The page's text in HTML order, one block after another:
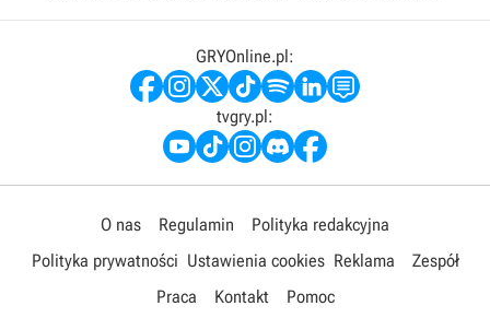
GRYOnline.pl:
tvgry.pl:
O nas Regulamin
Polityka redakcyjna
Polityka prywatności Ustawienia cookies Reklama
Zespół
Praca
Kontakt Pomoc